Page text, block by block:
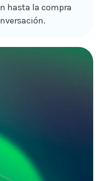
hasta la compra